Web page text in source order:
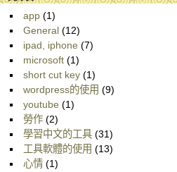
app (1)
General (12)
ipad, iphone (7)
microsoft (1)
short cut key (1)
wordpress的使用 (9)
youtube (1)
勞作 (2)
學習中文的工具 (31)
工具軟體的使用 (13)
心情 (1)